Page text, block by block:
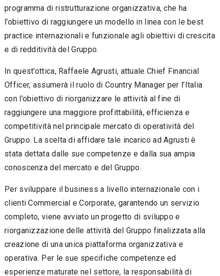
programma di ristrutturazione organizzativa, che ha
l’obiettivo di raggiungere un modello in linea con le best
practice internazionali e funzionale agli obiettivi di crescita
e di redditività del Gruppo.
In quest’ottica, Raffaele Agrusti, attuale Chief Financial
Officer, assumerà il ruolo di Country Manager per l’Italia
con l’obiettivo di riorganizzare le attività al fine di
raggiungere una maggiore profittabilità, efficienza e
competitività nel principale mercato di operatività del
Gruppo. La scelta di affidare tale incarico ad Agrusti è
stata dettata dalle sue competenze e dalla sua ampia
conoscenza del mercato e del Gruppo.
Per sviluppare il business a livello internazionale con i
clienti Commercial e Corporate, garantendo un servizio
completo, viene avviato un progetto di sviluppo e
riorganizzazione delle attività del Gruppo finalizzata alla
creazione di una unica piattaforma organizzativa e
operativa. Per le sue specifiche competenze ed
esperienze maturate nel settore, la responsabilità di